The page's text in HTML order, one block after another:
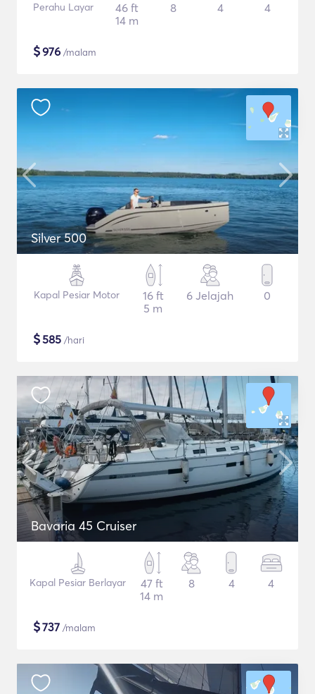
Perahu Layar
46 ft
14 m
8 4 4
$976 /malam
Silver 500
Kapal Pesiar Motor
16 ft
5 m
6 Jelajah 0
$585 /hari
Bavaria 45 Cruiser
Kapal Pesiar Berlayar
47 ft
14 m
8 4 4
$737 /malam